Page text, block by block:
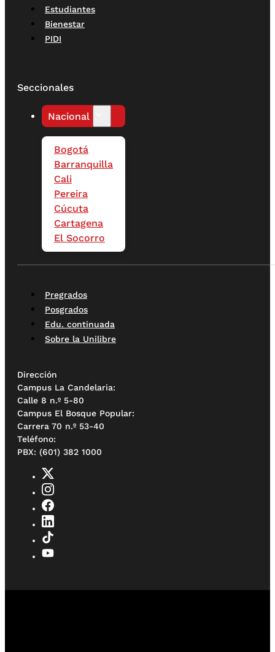
Estudiantes
Bienestar
PIDI
Seccionales
Nacional
Bogotá
Barranquilla
Cali
Pereira
Cúcuta
Cartagena
El Socorro
Pregrados
Posgrados
Edu. continuada
Sobre la Unilibre
Dirección
Campus La Candelaria:
Calle 8 n.º 5-80
Campus El Bosque Popular:
Carrera 70 n.º 53-40
Teléfono:
PBX: (601) 382 1000